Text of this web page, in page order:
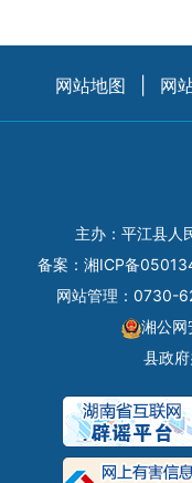
网站地图 网
主办：平江县人
备案： 湘ICP备
网站管理：0730-
湘公
县政